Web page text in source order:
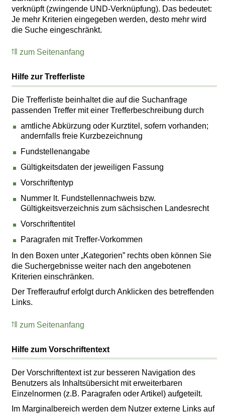
verknüpft (zwingende UND-Verknüpfung). Das bedeutet:
Je mehr Kriterien eingegeben werden, desto mehr wird
die Suche eingeschränkt.
zum Seitenanfang
Hilfe zur Trefferliste
Die Trefferliste beinhaltet die auf die Suchanfrage
passenden Treffer mit einer Trefferbeschreibung durch
amtliche Abkürzung oder Kurztitel, sofern vorhanden;
andernfalls freie Kurzbezeichnung
Fundstellenangabe
Gültigkeitsdaten der jeweiligen Fassung
Vorschriftentyp
Nummer lt. Fundstellennachweis bzw.
Gültigkeitsverzeichnis zum sächsischen Landesrecht
Vorschriftentitel
Paragrafen mit Treffer-Vorkommen
In den Boxen unter „Kategorien” rechts oben können Sie
die Suchergebnisse weiter nach den angebotenen
Kriterien einschränken.
Der Trefferaufruf erfolgt durch Anklicken des betreffenden
Links.
zum Seitenanfang
Hilfe zum Vorschriftentext
Der Vorschriftentext ist zur besseren Navigation des
Benutzers als Inhaltsübersicht mit erweiterbaren
Einzelnormen (z.B. Paragrafen oder Artikel) aufgeteilt.
Im Marginalbereich werden dem Nutzer externe Links auf